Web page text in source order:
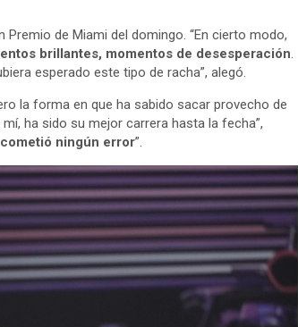
Premio de Miami del domingo. “En cierto modo,
brillantes, momentos de desesperación
esperado este tipo de racha”, alegó.
la forma en que ha sabido sacar provecho de
mí, ha sido su mejor carrera hasta la fecha”,
ningún error”.